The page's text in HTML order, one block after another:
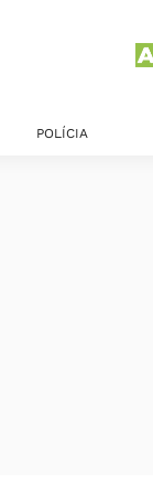
POLÍCIA